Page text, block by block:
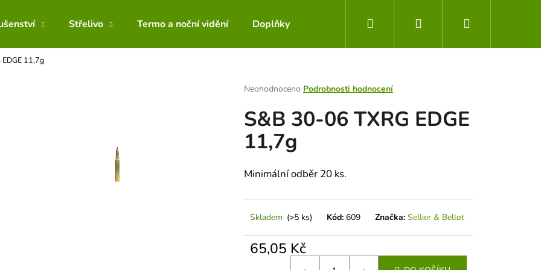
Střelivo Termo a noční vidění Doplňky Obchodní podmínky Kontakty
Hledat PřihlášeníNákupní
11,7g
Průměrné
produktu
je
0,0
z
hvězdiček.
Neohodnoceno Podrobnosti hodnocení
S&B 30-06 TXRG EDGE
11,7g
Minimální odběr 20 ks.
Skladem (>5 ks) Kód: 609 Značka: Sellier & Bellot
65,05 Kč
Co potřebujete najít?
Doporučujeme